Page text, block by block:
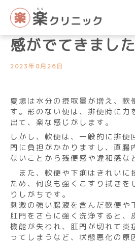
ス
お尻の悩み相談室
排便回数が増え
感がでてきました
2023年8月26日
夏場は水分の摂取量が増え、軟
す。形のない便は、排便時に力
出て、楽な感じがします。
しかし、軟便は、一般的に排便
門に負担がかかりますし、直腸
ないことから残便感や違和感な
また、軟便や下痢はきれいに
ため、何度も強くこすり拭きを
りしがちです。
刺激の強い腸液を含んだ軟便や
肛門をさらに強く洗浄すると、
機能が失われ、肛門が切れて炎
ってしまうなど、状態悪化の原